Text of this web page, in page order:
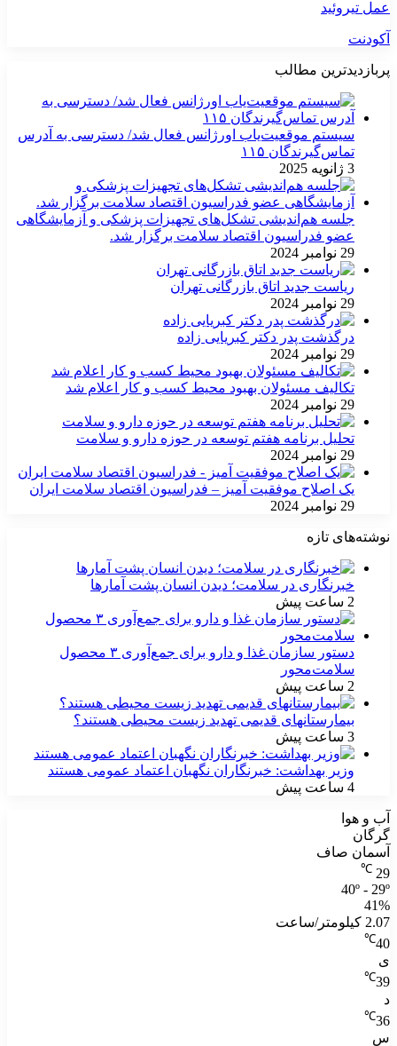
عمل تیروئید
آکودنت
پربازدیدترین مطالب
سیستم موقعیت‌یاب اورژانس فعال شد/ دسترسی به آدرس
تماس‌گیرندگان ۱۱۵
3 ژانویه 2025
جلسه هم‌اندیشی تشکل‌های تجهیزات پزشکی و آزمایشگاهی
عضو فدراسیون اقتصاد سلامت برگزار شد.
29 نوامبر 2024
ریاست جدید اتاق بازرگانی تهران
29 نوامبر 2024
درگذشت پدر دکتر کبریایی زاده
29 نوامبر 2024
تکالیف مسئولان بهبود محیط کسب و کار اعلام شد
29 نوامبر 2024
تحلیل برنامه هفتم توسعه در حوزه دارو و سلامت
29 نوامبر 2024
یک اصلاح موفقیت آمیز – فدراسیون اقتصاد سلامت ایران
29 نوامبر 2024
نوشته‌های تازه
خبرنگاری در سلامت؛ دیدن انسان پشت آمارها
2 ساعت پیش
دستور سازمان غذا و دارو برای جمع‌آوری ۳ محصول
سلامت‌محور
2 ساعت پیش
بیمارستانهای قدیمی تهدید زیست محیطی هستند؟
3 ساعت پیش
وزیر بهداشت: خبرنگاران نگهبان اعتماد عمومی هستند
4 ساعت پیش
آب و هوا
گرگان
آسمان صاف
29
℃
40º - 29º
41%
2.07 کیلومتر/ساعت
40
℃
ی
39
℃
د
36
℃
س